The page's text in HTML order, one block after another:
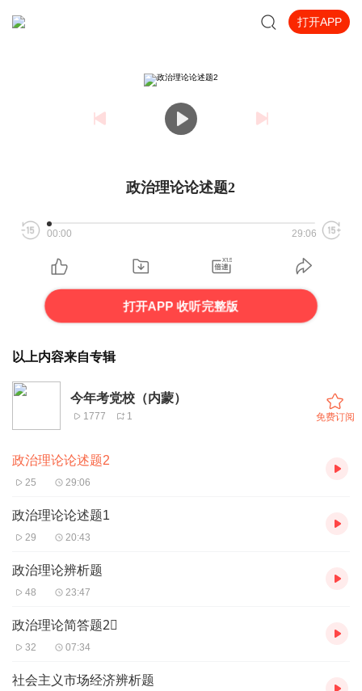
打开APP
政治理论论述题2
00:00 29:06
打开APP 收听完整版
以上内容来自专辑
今年考党校（内蒙）
1777 1 免费订阅
政治理论论述题2
25 29:06
政治理论论述题1
29 20:43
政治理论辨析题
48 23:47
政治理论简答题2⃣️
32 07:34
社会主义市场经济辨析题